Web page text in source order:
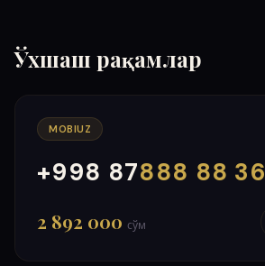
Ўхшаш рақамлар
MOBIUZ
+998 87888 88 36
000
999
2 892 000 сўм